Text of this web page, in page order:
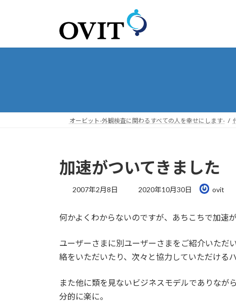
プ
動
オービット-外観検査に関わるすべての人を幸せにします-
加速がついてきました
2007年2月8日
最
新
時
2020年10月30日 ovit
何かよくわからないのですが、あちこちで加速
ユーザーさまに別ユーザーさまをご紹介いただ
絡をいただいたり、次々と協力していただける
また他に類を見ないビジネスモデルでありなが
分的に楽に。